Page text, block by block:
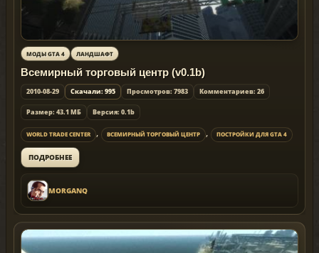
МОДЫ GTA 4 ЛАНДШАФТ
Всемирный торговый центр (v0.1b)
2010-08-29 Скачали: 995 Просмотров: 7983 Комментариев: 26
Размер: 43.1 МБ Версия: 0.1b
WORLD TRADE CENTER , ВСЕМИРНЫЙ ТОРГОВЫЙ ЦЕНТР , ПОСТРОЙКИ ДЛЯ GTA 4
ПОДРОБНЕЕ
MORGANQ